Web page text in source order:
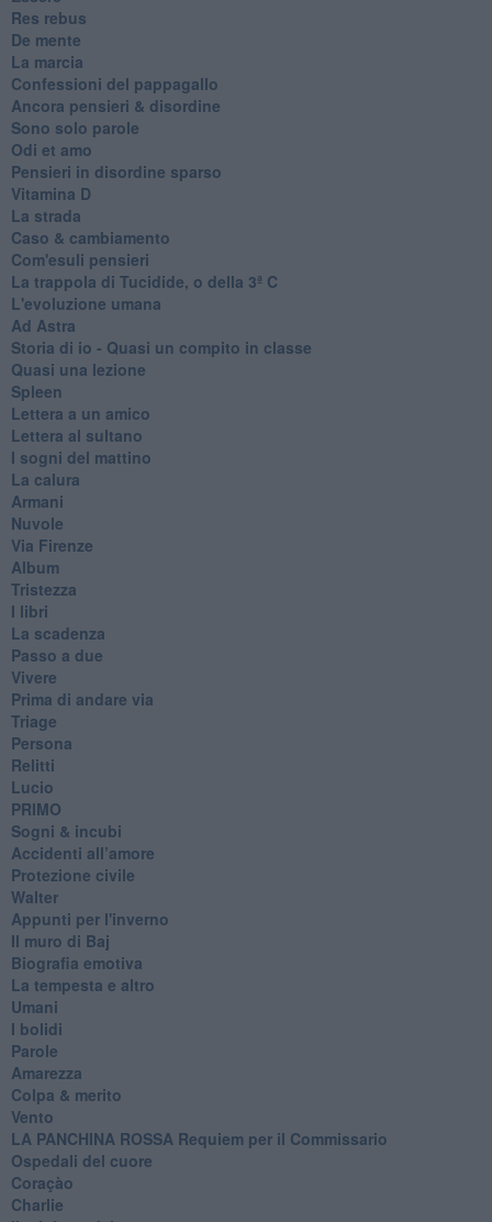
Res rebus
De mente
La marcia
Confessioni del pappagallo
Ancora pensieri & disordine
Sono solo parole
Odi et amo
Pensieri in disordine sparso
Vitamina D
La strada
Caso & cambiamento
Com'esuli pensieri
La trappola di Tucidide, o della 3ª C
L'evoluzione umana
Ad Astra
Storia di io - Quasi un compito in classe
Quasi una lezione
Spleen
Lettera a un amico
Lettera al sultano
I sogni del mattino
La calura
Armani
Nuvole
Via Firenze
Album
Tristezza
I libri
La scadenza
Passo a due
Vivere
Prima di andare via
Triage
Persona
Relitti
Lucio
PRIMO
Sogni & incubi
Accidenti all’amore
Protezione civile
Walter
Appunti per l'inverno
Il muro di Baj
Biografia emotiva
La tempesta e altro
Umani
I bolidi
Parole
Amarezza
Colpa & merito
Vento
​LA PANCHINA ROSSA Requiem per il Commissario
Ospedali del cuore
Coraçào
Charlie